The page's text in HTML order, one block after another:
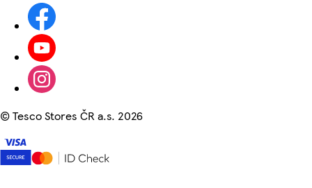
©Tesco Stores ČR a.s. 2026